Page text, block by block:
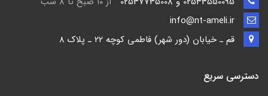
قم ـ خيابان (دور شهر) فاطمي كوچه 22 ـ پلاک 8
دسترسی سریع